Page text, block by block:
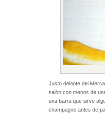
Justo delante del
salón con menos de
una barra que sirve
champagne antes de